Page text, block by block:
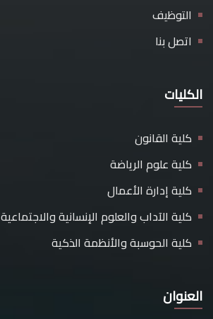
التوظيف
اتصل بنا
الكليات
كلية القانون
كلية علوم الرياضة
كلية إدارة الأعمال
كلية الآداب والعلوم الإنسانية والاجتماعية
كلية الحوسبة والأنظمة الذكية
العنوان